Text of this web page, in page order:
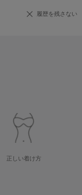
履歴を残さない
正しい着け方